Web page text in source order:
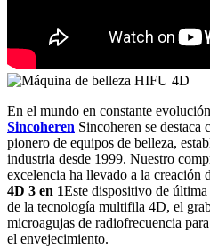
En el mundo en constante
Sincoheren Sincoheren se
pionero de equipos de belleza,
industria desde 1999. Nuestro
excelencia ha llevado a la creación
4D 3 en 1Este dispositivo de
de la tecnología multifila 4D, el
microagujas de radiofrecuencia
el envejecimiento.